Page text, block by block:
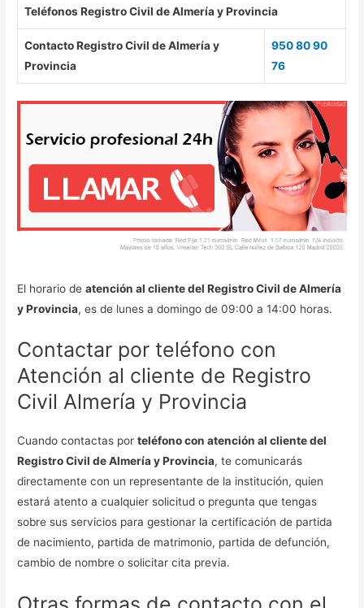
Teléfonos Registro Civil de Almería y Provincia
Contacto Registro Civil de Almería y
Provincia
950 80 90
76
El horario deatención al cliente del Registro Civil de Almería
y Provincia, es de lunes a domingo de 09:00 a 14:00 horas.
Contactar por teléfono con
Atención al cliente de Registro
Civil Almería y Provincia
Cuando contactas porteléfono con atención al cliente del
Registro Civil de Almería y Provincia, te comunicarás
directamente con un representante de la institución, quien
estará atento a cualquier solicitud o pregunta que tengas
sobre sus servicios para gestionar la certificación de partida
de nacimiento, partida de matrimonio, partida de defunción,
cambio de nombre o solicitar cita previa.